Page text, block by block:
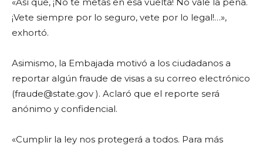
«Así que, ¡No te metas en esa vuelta! No vale la pena.
¡Vete siempre por lo seguro, vete por lo legal!…»,
exhortó.
Asimismo, la Embajada motivó a los ciudadanos a
reportar algún fraude de visas a su correo electrónico
(fraude@state.gov ). Aclaró que el reporte será
anónimo y confidencial.
«Cumplir la ley nos protegerá a todos. Para más